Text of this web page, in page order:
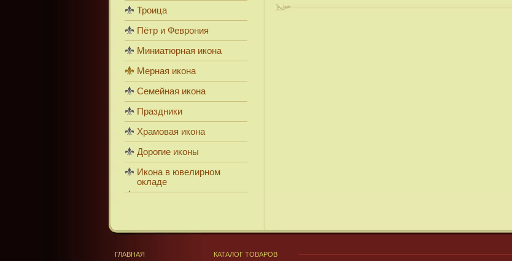
Троица
Пётр и Феврония
Миниатюрная икона
Мерная икона
Семейная икона
Праздники
Храмовая икона
Дорогие иконы
Икона в ювелирном
окладе
ГЛАВНАЯ КАТАЛОГ ТОВАРОВ